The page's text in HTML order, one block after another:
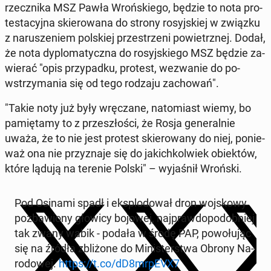
rzecz­ni­ka MSZ Pawła Wroń­skie­go, będzie to nota pro­
te­sta­cyj­na skie­ro­wa­na do strony ro­syj­skiej w związku
z na­ru­sze­niem pol­skiej prze­strze­ni po­wietrz­nej. Dodał,
że nota dy­plo­ma­tycz­na do ro­syj­skie­go MSZ będzie za­
wie­rać "opis przy­pad­ku, protest, we­zwa­nie do po­
wstrzy­ma­nia się od tego rodzaju za­cho­wań".
"Takie noty już były wrę­cza­ne, na­to­miast wiemy, bo
pa­mię­ta­my to z prze­szło­ści, że Rosja ge­ne­ral­nie
uważa, że to nie jest protest skie­ro­wa­ny do niej, po­nie­
waż ona nie przy­zna­je się do ja­kich­kol­wiek obiek­tów,
które lądują na terenie Polski" – wy­ja­śnił Wroński.
Pod Osinami spadł i eks­plo­do­wał dron woj­sko­wy
po­zba­wio­ny głowicy bojowej, naj­praw­do­po­dob­niej
tak zwany wabik - podała w środę PAP, po­wo­łu­jąc
się na źródła zbli­żo­ne do Mi­ni­ster­stwa Obrony Na­
ro­do­wej.https://t.co/dD8mrpEVX7